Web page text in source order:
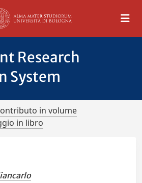
Research
System
in volume
in libro